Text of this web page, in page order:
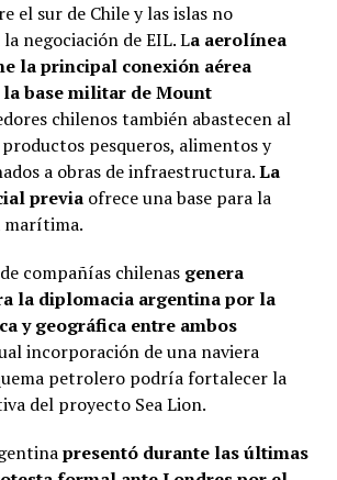
el sur de Chile y las islas no
negociación de EIL. La aerolínea
la principal conexión aérea
base militar de Mount
chilenos también abastecen al
pesqueros, alimentos y
a obras de infraestructura.La
previaofrece una base para la
marítima.
compañías chilenasgenera
la diplomacia argentina por la
y geográfica entre ambos
incorporación de una naviera
petrolero podría fortalecer la
del proyecto Sea Lion.
presentó durante las últimas